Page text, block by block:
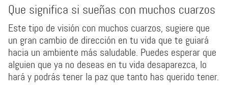
Que significa si sueñas con muchos cuarzos
Este tipo de visión con muchos cuarzos, sugiere que
un gran cambio de dirección en tu vida que te guiará
hacia un ambiente más saludable. Puedes esperar que
alguien que ya no deseas en tu vida desaparezca, lo
hará y podrás tener la paz que tanto has querido tener.